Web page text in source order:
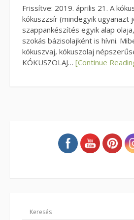
Frissítve: 2019. április 21. A
kókuszzsír (mindegyik ugyanazt
szappankészítés egyik alap
szokás bázisolajként is hívni.
kókuszvaj, kókuszolaj
KÓKUSZOLAJ… [Continue